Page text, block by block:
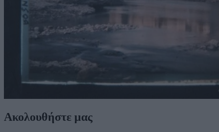
Ακολουθήστε μας